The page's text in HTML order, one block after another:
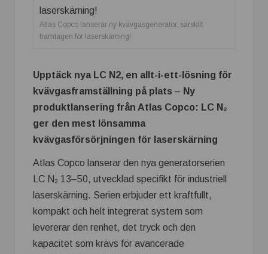
Atlas Copco lanserar ny kvävgasgenerator, särskilt
framtagen för laserskärning!
Upptäck nya LC N2, en allt-i-ett-lösning för
kvävgasframställning på plats – Ny
produktlansering från Atlas Copco: LC N₂
ger den mest lönsamma
kvävgasförsörjningen för laserskärning
Atlas Copco lanserar den nya generatorserien
LC N₂ 13–50, utvecklad specifikt för industriell
laserskärning. Serien erbjuder ett kraftfullt,
kompakt och helt integrerat system som
levererar den renhet, det tryck och den
kapacitet som krävs för avancerade